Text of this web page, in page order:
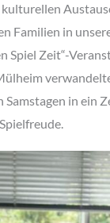
Familien in
Spiel Zeit“-
Samstagen in ein